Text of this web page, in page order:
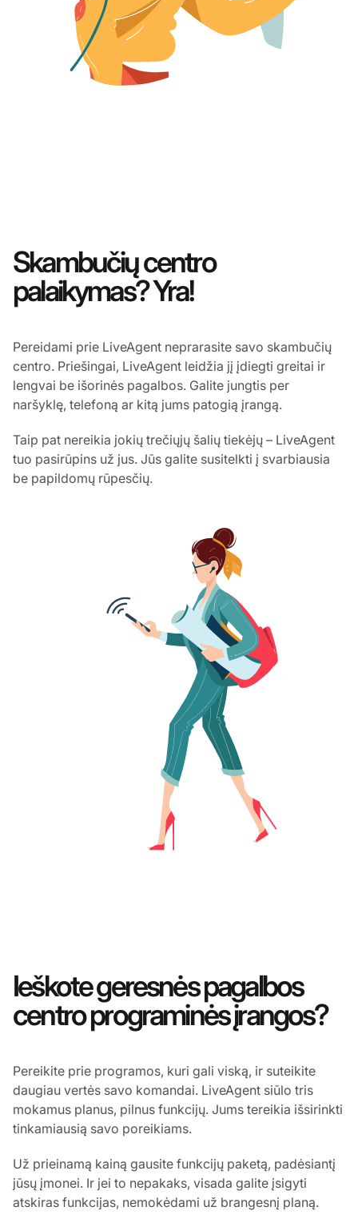
Skambučių centro
palaikymas? Yra!
Pereidami prie LiveAgent neprarasite savo skambučių
centro. Priešingai, LiveAgent leidžia jį įdiegti greitai ir
lengvai be išorinės pagalbos. Galite jungtis per
naršyklę, telefoną ar kitą jums patogią įrangą.
Taip pat nereikia jokių trečiųjų šalių tiekėjų – LiveAgent
tuo pasirūpins už jus. Jūs galite susitelkti į svarbiausia
be papildomų rūpesčių.
Ieškote geresnės pagalbos
centro programinės įrangos?
Pereikite prie programos, kuri gali viską, ir suteikite
daugiau vertės savo komandai. LiveAgent siūlo tris
mokamus planus, pilnus funkcijų. Jums tereikia išsirinkti
tinkamiausią savo poreikiams.
Už prieinamą kainą gausite funkcijų paketą, padėsiantį
jūsų įmonei. Ir jei to nepakaks, visada galite įsigyti
atskiras funkcijas, nemokėdami už brangesnį planą.